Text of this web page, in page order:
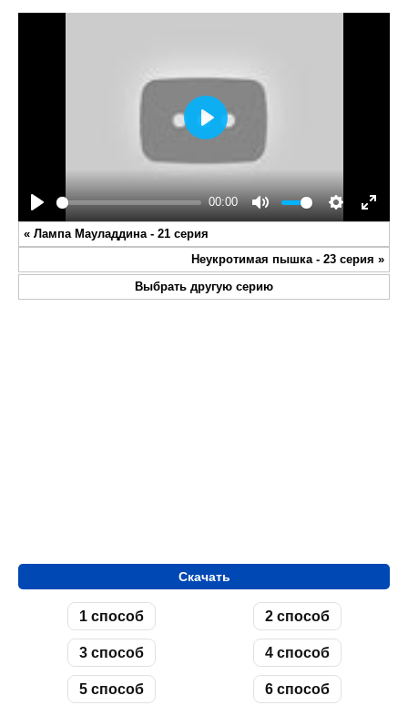
Play
00:00
Mute Settings
Enter
Play
« Лампа Мауладдина - 21 серия
Неукротимая пышка - 23 серия »
Выбрать другую серию
Скачать
1 способ 2 способ
3 способ 4 способ
5 способ 6 способ